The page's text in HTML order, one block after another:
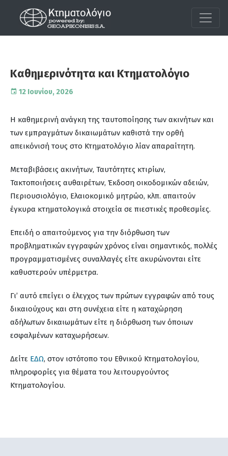
Καθημερινότητα και Κτηματολόγιο
12 Ιουνίου, 2026
Η καθημερινή ανάγκη της ταυτοποίησης των ακινήτων και
των εμπραγμάτων δικαιωμάτων καθιστά την ορθή
απεικόνισή τους στο Κτηματολόγιο λίαν απαραίτητη.
Μεταβιβάσεις ακινήτων, Ταυτότητες κτιρίων,
Τακτοποιήσεις αυθαιρέτων, Έκδοση οικοδομικών αδειών,
Περιουσιολόγιο, Ελαιοκομικό μητρώο, κλπ. απαιτούν
έγκυρα κτηματολογικά στοιχεία σε πιεστικές προθεσμίες.
Επειδή ο απαιτούμενος για την διόρθωση των
προβληματικών εγγραφών χρόνος είναι σημαντικός, πολλές
προγραμματισμένες συναλλαγές είτε ακυρώνονται είτε
καθυστερούν υπέρμετρα.
Γι’ αυτό επείγει ο έλεγχος των πρώτων εγγραφών από τους
δικαιούχους και στη συνέχεια είτε η καταχώρηση
αδήλωτων δικαιωμάτων είτε η διόρθωση των όποιων
εσφαλμένων καταχωρήσεων.
Δείτε ΕΔΩ, στον ιστότοπο του Εθνικού Κτηματολογίου,
πληροφορίες για θέματα του λειτουργούντος
Κτηματολογίου.